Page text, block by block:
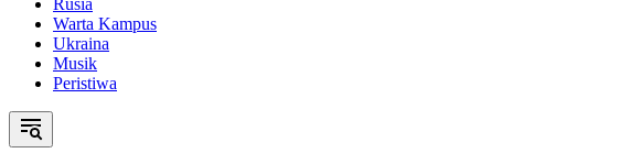
Rusia
Warta Kampus
Ukraina
Musik
Peristiwa